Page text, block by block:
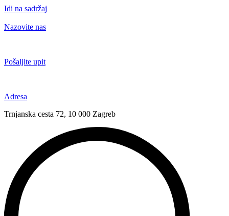
Idi na sadržaj
Nazovite nas
Pošaljite upit
Adresa
Trnjanska cesta 72, 10 000 Zagreb